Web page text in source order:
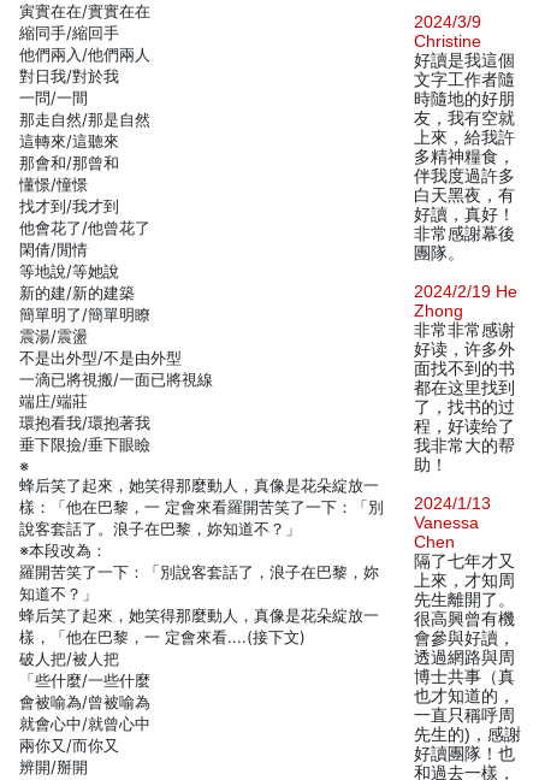
寅實在在/實實在在
縮同手/縮回手
他們兩入/他們兩人
對日我/對於我
一問/一間
那走自然/那是自然
這轉來/這聽來
那會和/那曾和
懂憬/憧憬
找才到/我才到
他會花了/他曾花了
閑倩/閒情
等地說/等她說
新的建/新的建築
簡單明了/簡單明瞭
震湯/震盪
不是出外型/不是由外型
一滴已將視搬/一面已將視線
端庄/端莊
環抱看我/環抱著我
垂下限撿/垂下眼瞼
※
蜂后笑了起來，她笑得那麼動人，真像是花朵綻放一
樣：「他在巴黎，一 定會來看羅開苦笑了一下：「別
說客套話了。浪子在巴黎，妳知道不？」
※本段改為：
羅開苦笑了一下：「別說客套話了，浪子在巴黎，妳
知道不？」
蜂后笑了起來，她笑得那麼動人，真像是花朵綻放一
樣，「他在巴黎，一 定會來看....(接下文)
破人把/被人把
「些什麼/一些什麼
會被喻為/曾被喻為
就會心中/就曾心中
兩你又/而你又
辨開/掰開
2024/3/9
Christine
好讀是我這個
文字工作者隨
時隨地的好朋
友，我有空就
上來，給我許
多精神糧食，
伴我度過許多
白天黑夜，有
好讀，真好！
非常感謝幕後
團隊。
2024/2/19 He
Zhong
非常非常感谢
好读，许多外
面找不到的书
都在这里找到
了，找书的过
程，好读给了
我非常大的帮
助！
2024/1/13
Vanessa
Chen
隔了七年才又
上來，才知周
先生離開了。
很高興曾有機
會參與好讀，
透過網路與周
博士共事（真
也才知道的，
一直只稱呼周
先生的)，感謝
好讀團隊！也
和過去一樣，